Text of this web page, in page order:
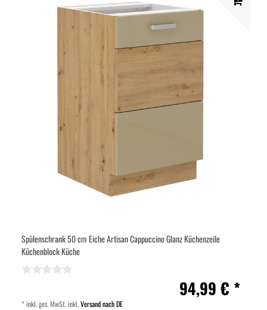
Spülenschrank 50 cm Eiche Artisan Cappuccino Glanz Küchenzeile
Küchenblock Küche
94,99 € *
*inkl. ges. MwSt.inkl.Versand nach DE